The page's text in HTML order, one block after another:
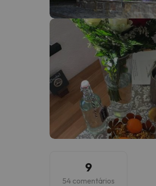
Bem, parece que o
9
54 comentários